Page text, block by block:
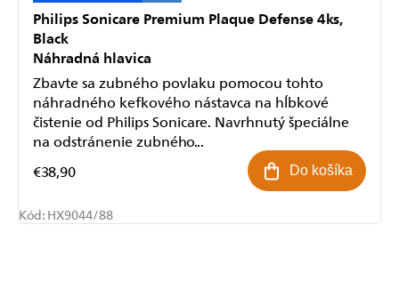
Philips Sonicare Premium Plaque Defense 4ks,
Black
Náhradná hlavica
€38,90 Do košíka
Zbavte sa zubného povlaku pomocou tohto
náhradného kefkového nástavca na hĺbkové
čistenie od Philips Sonicare. Navrhnutý špeciálne
na odstránenie zubného...
Kód: HX9044/88